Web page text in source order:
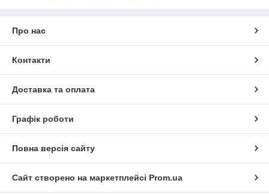
Про нас
Контакти
Доставка та оплата
Графік роботи
Повна версія сайту
Сайт створено на маркетплейсі Prom.ua